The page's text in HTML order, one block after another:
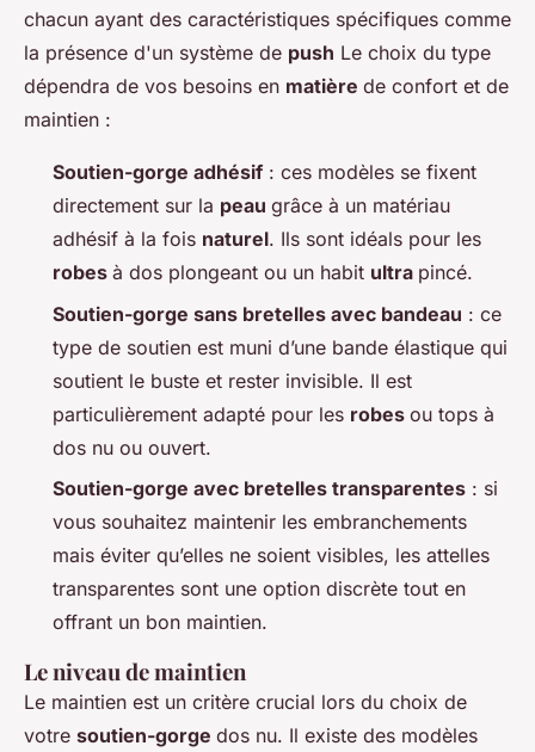
chacun ayant des caractéristiques spécifiques comme
la présence d'un système de push Le choix du type
dépendra de vos besoins en matière de confort et de
maintien :
Soutien-gorge adhésif : ces modèles se fixent
directement sur la peau grâce à un matériau
adhésif à la fois naturel. Ils sont idéals pour les
robes à dos plongeant ou un habit ultra pincé.
Soutien-gorge sans bretelles avec bandeau : ce
type de soutien est muni d’une bande élastique qui
soutient le buste et rester invisible. Il est
particulièrement adapté pour les robes ou tops à
dos nu ou ouvert.
Soutien-gorge avec bretelles transparentes : si
vous souhaitez maintenir les embranchements
mais éviter qu’elles ne soient visibles, les attelles
transparentes sont une option discrète tout en
offrant un bon maintien.
Le niveau de maintien
Le maintien est un critère crucial lors du choix de
votre soutien-gorge dos nu. Il existe des modèles